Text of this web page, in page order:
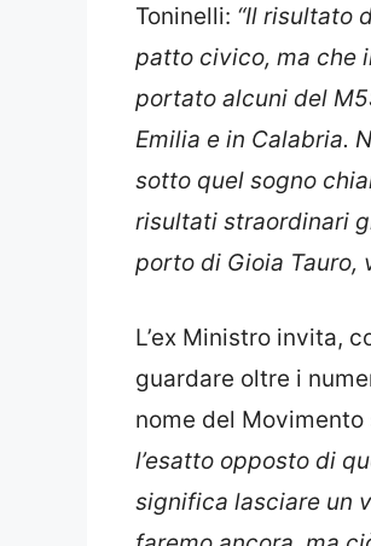
Toninelli: “Il risultato
patto civico, ma che
portato alcuni del
Emilia e in Calabria.
sotto quel sogno
risultati straordinari
porto di Gioia Tauro,
L’ex Ministro invita,
guardare oltre i
nome del
l’esatto opposto di
significa lasciare un